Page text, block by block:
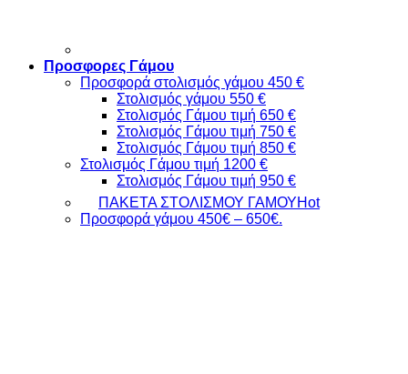
Προσφορες Γάμου
Προσφορά στολισμός γάμου 450 €
Στολισμός γάμου 550 €
Στολισμός Γάμου τιμή 650 €
Στολισμός Γάμου τιμή 750 €
Στολισμός Γάμου τιμή 850 €
Στολισμός Γάμου τιμή 1200 €
Στολισμός Γάμου τιμή 950 €
ΠΑΚΕΤΑ ΣΤΟΛΙΣΜΟΥ ΓΑΜΟΥ
Προσφορά γάμου 450€ – 650€.